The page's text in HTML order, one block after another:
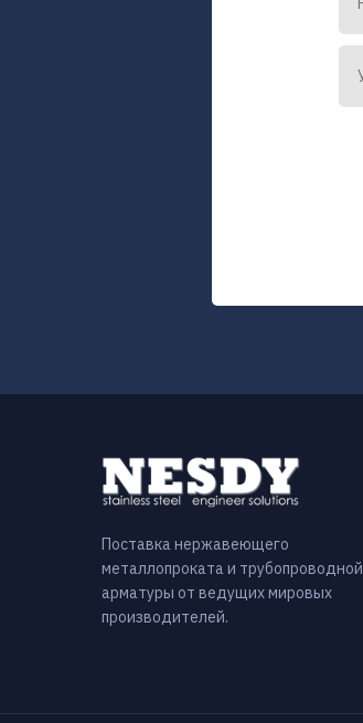
Поставка нержавеющего
металлопроката и трубопроводной
арматуры от ведущих мировых
производителей.